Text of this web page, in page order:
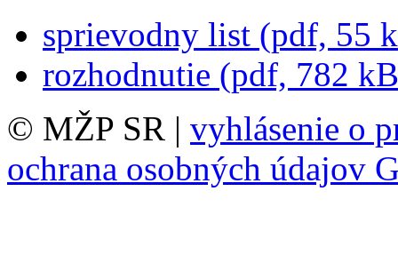
sprievodny list (pdf, 55
rozhodnutie (pdf, 782
© MŽP SR | vyhlásenie o
ochrana osobných údajov